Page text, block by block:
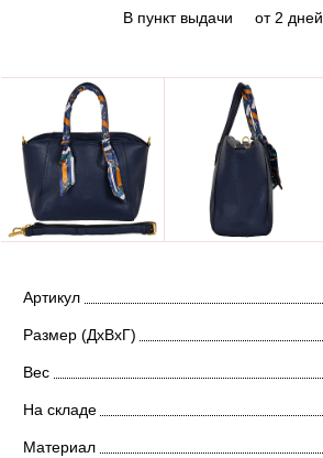
В пункт выдачи
от 2 дней
Артикул
Размер (ДхВхГ)
Вес
На складе
Материал